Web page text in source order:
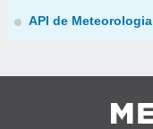
API de Meteorologia